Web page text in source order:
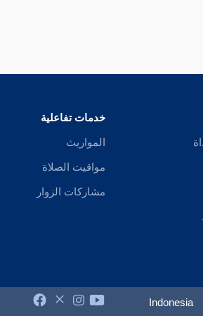
خدمات تفاعلية
المواريث
مواقيت الصلاة
مشاركات الزوار
Indonesia